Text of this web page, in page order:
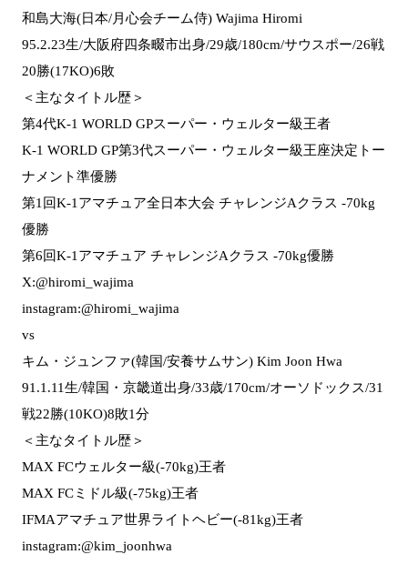
和島大海(日本/月心会チーム侍) Wajima Hiromi
95.2.23生/大阪府四条畷市出身/29歳/180cm/サウスポー/26戦
20勝(17KO)6敗
＜主なタイトル歴＞
第4代K-1 WORLD GPスーパー・ウェルター級王者
K-1 WORLD GP第3代スーパー・ウェルター級王座決定トー
ナメント準優勝
第1回K-1アマチュア全日本大会 チャレンジAクラス -70kg
優勝
第6回K-1アマチュア チャレンジAクラス -70kg優勝
X:@hiromi_wajima
instagram:@hiromi_wajima
vs
キム・ジュンファ(韓国/安養サムサン) Kim Joon Hwa
91.1.11生/韓国・京畿道出身/33歳/170cm/オーソドックス/31
戦22勝(10KO)8敗1分
＜主なタイトル歴＞
MAX FCウェルター級(-70kg)王者
MAX FCミドル級(-75kg)王者
IFMAアマチュア世界ライトヘビー(-81kg)王者
instagram:@kim_joonhwa